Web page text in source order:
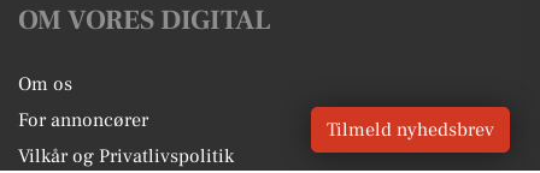
OM VORES DIGITAL
Om os
For annoncører
Vilkår og Privatlivspolitik
Tilmeld nyhedsbrev